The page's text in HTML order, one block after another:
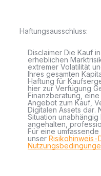
Haftungsausschluss:
Disclaimer Die Kauf
erheblichen
extremer Volatilität
Ihres gesamten
Haftung für
hier zur Verfügung
Finanzberatung,
Angebot zum Kauf,
Digitalen Assets dar.
Situation
angehalten,
Für eine
unser Risikohinweis-